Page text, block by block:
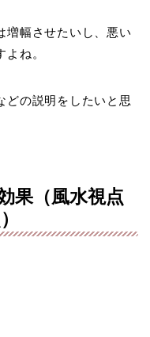
増幅させたいし、悪い
ね。
どの説明をしたいと思
果（風水視点